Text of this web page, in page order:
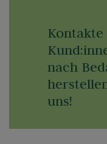
Kontakte
nach
uns!